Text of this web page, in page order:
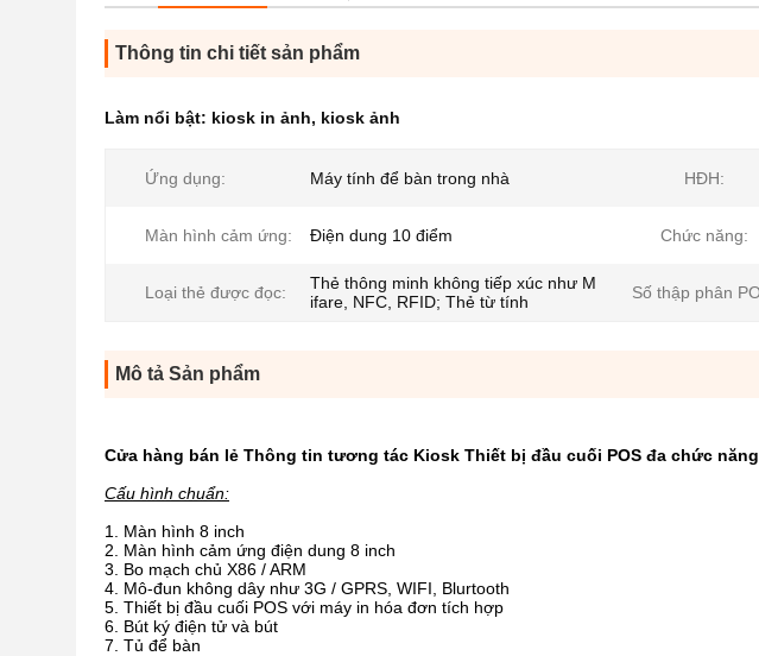
Thông tin chi tiết sản phẩm
Làm nổi bật: kiosk in ảnh, kiosk ảnh
Ứng dụng: Máy tính để bàn trong nhà HĐH:
Màn hình cảm ứng: Điện dung 10 điểm Chức năng:
Loại thẻ được đọc:
Thẻ thông minh không tiếp xúc như M
ifare, NFC, RFID; Thẻ từ tính
Số thập phân
Mô tả Sản phẩm
Cửa hàng bán lẻ Thông tin tương tác Kiosk Thiết bị đầu cuối POS đa chức năng
Cấu hình chuẩn:
Màn hình 8 inch
Màn hình cảm ứng điện dung 8 inch
Bo mạch chủ X86 / ARM
Mô-đun không dây như 3G / GPRS, WIFI, Blurtooth
Thiết bị đầu cuối POS với máy in hóa đơn tích hợp
Bút ký điện tử và bút
Tủ để bàn